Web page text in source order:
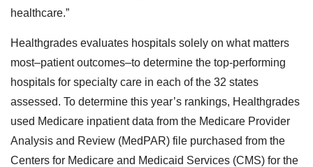
healthcare.”
Healthgrades evaluates hospitals solely on what matters
most–patient outcomes–to determine the top-performing
hospitals for specialty care in each of the 32 states
assessed. To determine this year’s rankings, Healthgrades
used Medicare inpatient data from the Medicare Provider
Analysis and Review (MedPAR) file purchased from the
Centers for Medicare and Medicaid Services (CMS) for the